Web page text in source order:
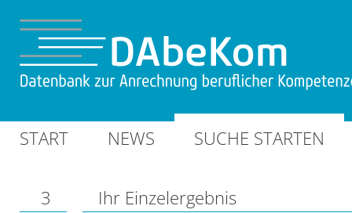
START NEWS SUCHE STARTEN
3 Ihr Einzelergebnis